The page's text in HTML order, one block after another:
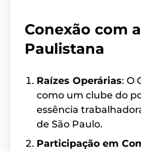
Conexão com
Paulistana
Raízes Operárias: O
como um clube do
essência
de São Paulo.
Participação em